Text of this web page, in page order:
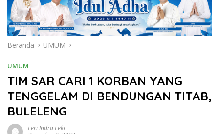
Beranda UMUM
UMUM
TIM SAR CARI 1 KORBAN YANG
TENGGELAM DI BENDUNGAN TITAB,
BULELENG
Feri Indra Leki